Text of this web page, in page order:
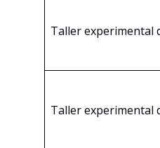
Taller experimental
Taller experimental